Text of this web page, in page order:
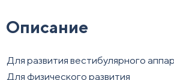
Описание
Для развития вестибулярного
Для физического развития